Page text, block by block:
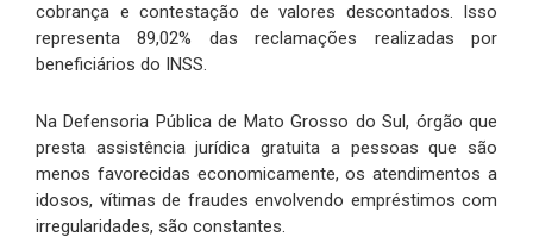
cobrança e contestação de valores descontados. Isso
representa 89,02% das reclamações realizadas por
beneficiários do INSS.
Na Defensoria Pública de Mato Grosso do Sul, órgão que
presta assistência jurídica gratuita a pessoas que são
menos favorecidas economicamente, os atendimentos a
idosos, vítimas de fraudes envolvendo empréstimos com
irregularidades, são constantes.